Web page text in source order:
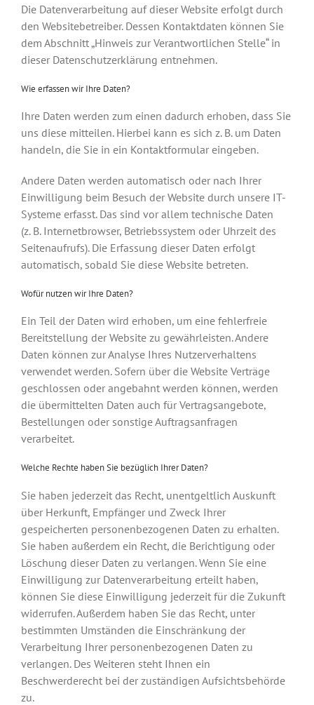
Die Datenverarbeitung auf dieser Website erfolgt durch
den Websitebetreiber. Dessen Kontaktdaten können Sie
dem Abschnitt „Hinweis zur Verantwortlichen Stelle“ in
dieser Datenschutzerklärung entnehmen.
Wie erfassen wir Ihre Daten?
Ihre Daten werden zum einen dadurch erhoben, dass Sie
uns diese mitteilen. Hierbei kann es sich z. B. um Daten
handeln, die Sie in ein Kontaktformular eingeben.
Andere Daten werden automatisch oder nach Ihrer
Einwilligung beim Besuch der Website durch unsere IT-
Systeme erfasst. Das sind vor allem technische Daten
(z. B. Internetbrowser, Betriebssystem oder Uhrzeit des
Seitenaufrufs). Die Erfassung dieser Daten erfolgt
automatisch, sobald Sie diese Website betreten.
Wofür nutzen wir Ihre Daten?
Ein Teil der Daten wird erhoben, um eine fehlerfreie
Bereitstellung der Website zu gewährleisten. Andere
Daten können zur Analyse Ihres Nutzerverhaltens
verwendet werden. Sofern über die Website Verträge
geschlossen oder angebahnt werden können, werden
die übermittelten Daten auch für Vertragsangebote,
Bestellungen oder sonstige Auftragsanfragen
verarbeitet.
Welche Rechte haben Sie bezüglich Ihrer Daten?
Sie haben jederzeit das Recht, unentgeltlich Auskunft
über Herkunft, Empfänger und Zweck Ihrer
gespeicherten personenbezogenen Daten zu erhalten.
Sie haben außerdem ein Recht, die Berichtigung oder
Löschung dieser Daten zu verlangen. Wenn Sie eine
Einwilligung zur Datenverarbeitung erteilt haben,
können Sie diese Einwilligung jederzeit für die Zukunft
widerrufen. Außerdem haben Sie das Recht, unter
bestimmten Umständen die Einschränkung der
Verarbeitung Ihrer personenbezogenen Daten zu
verlangen. Des Weiteren steht Ihnen ein
Beschwerderecht bei der zuständigen Aufsichtsbehörde
zu.